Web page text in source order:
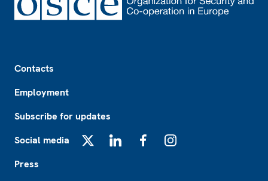
Contacts
Employment
Subscribe for updates
Social media
Press